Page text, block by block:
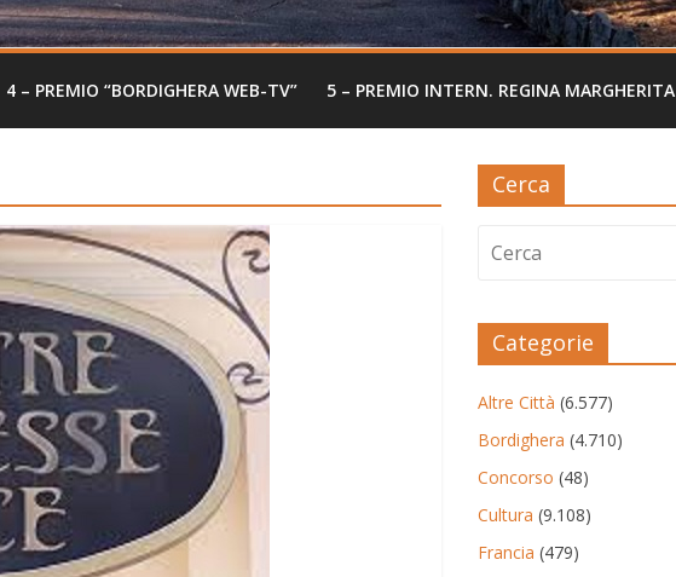
4 – PREMIO “BORDIGHERA WEB-TV” 5 – PREMIO INTERN. REGINA MARGHERITA
Cerca
Categorie
Altre Città (6.577)
Bordighera (4.710)
Concorso (48)
Cultura (9.108)
Francia (479)